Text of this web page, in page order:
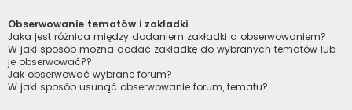
Obserwowanie tematów i zakładki
Jaka jest różnica między dodaniem zakładki a obserwowaniem?
W jaki sposób można dodać zakładkę do wybranych tematów lub
je obserwować??
Jak obserwować wybrane forum?
W jaki sposób usunąć obserwowanie forum, tematu?